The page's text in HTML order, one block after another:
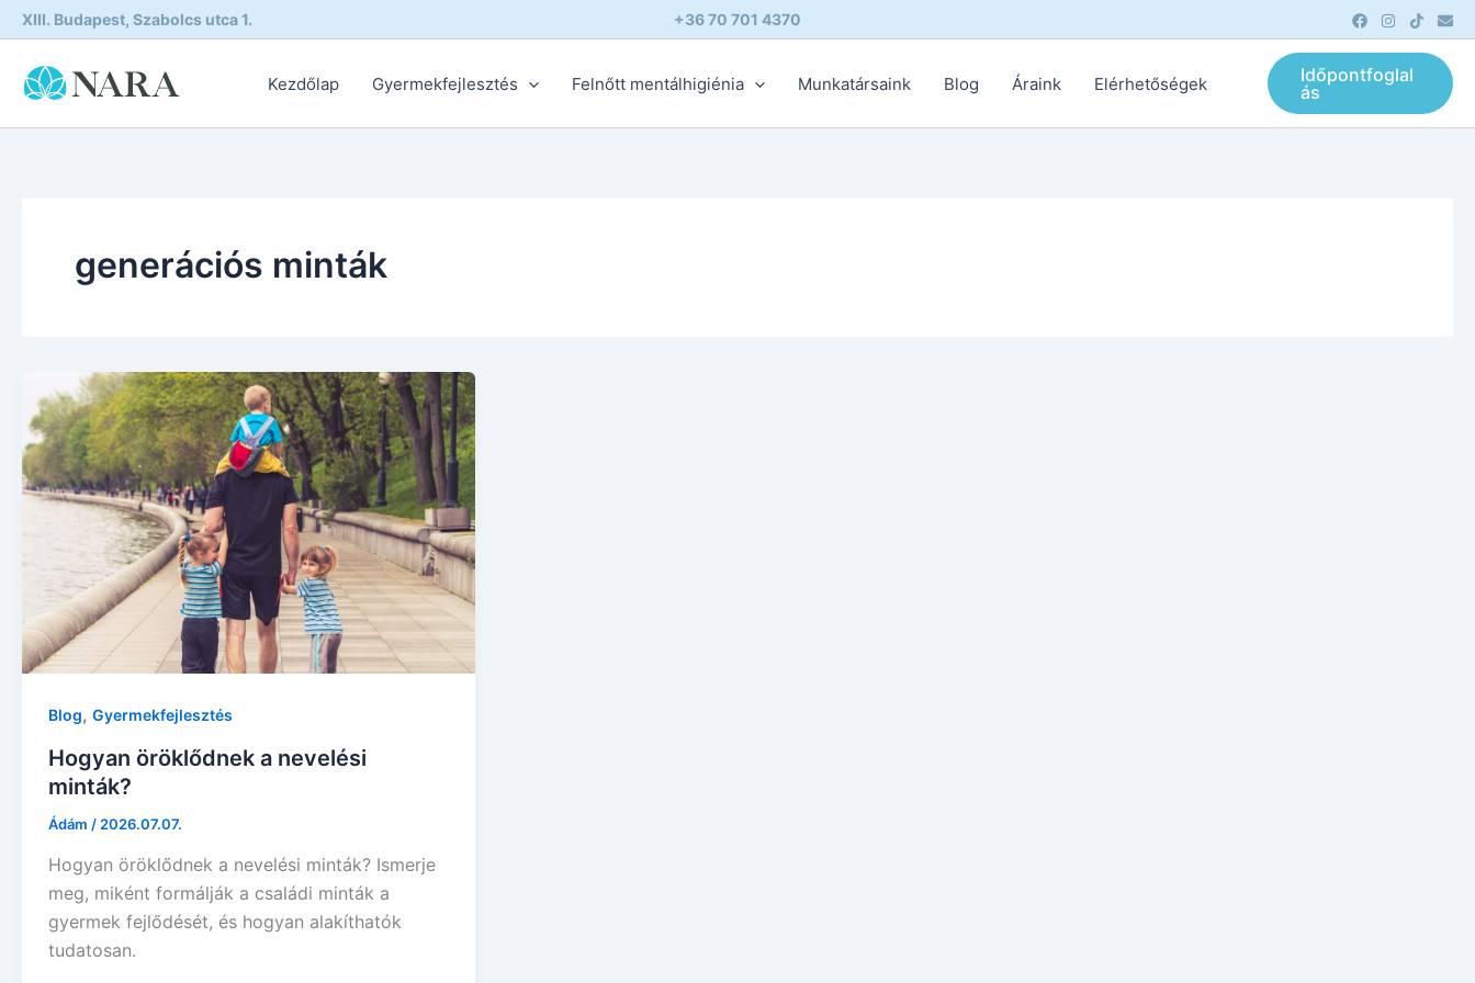
Skip
to
content
XIII. Budapest, Szabolcs utca 1. +36 70 701 4370
Kezdőlap Gyermekfejlesztés Felnőtt mentálhigiénia Munkatársaink Blog Áraink Elérhetőségek
Időpontfoglal
ás
generációs minták
Blog, Gyermekfejlesztés
Hogyan öröklődnek a nevelési
minták?
Ádám / 2026.07.07.
Hogyan öröklődnek a nevelési minták? Ismerje
meg, miként formálják a családi minták a
gyermek fejlődését, és hogyan alakíthatók
tudatosan.